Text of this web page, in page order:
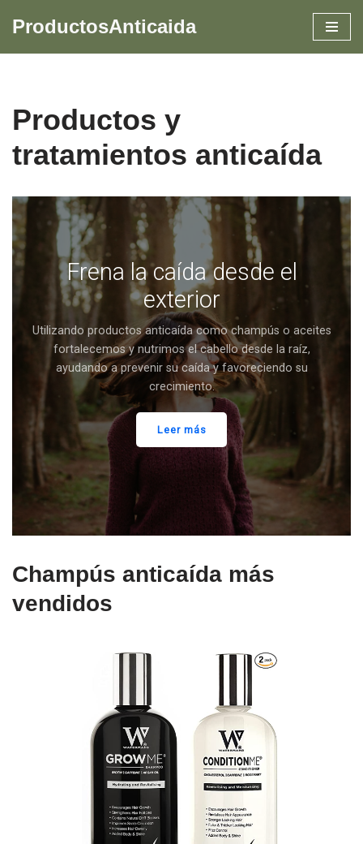
ProductosAnticaida
Productos y
tratamientos anticaída
Frena la caída desde el
exterior
Utilizando productos anticaída como champús o aceites
fortalecemos y nutrimos el cabello desde la raíz,
ayudando a prevenir su caída y favoreciendo su
crecimiento.
Leer más
Champús anticaída más
vendidos